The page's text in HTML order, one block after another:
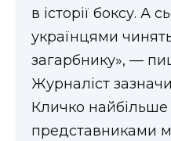
в історії боксу. А
українцями
загарбнику», —
Журналіст
Кличко найбільше
представниками